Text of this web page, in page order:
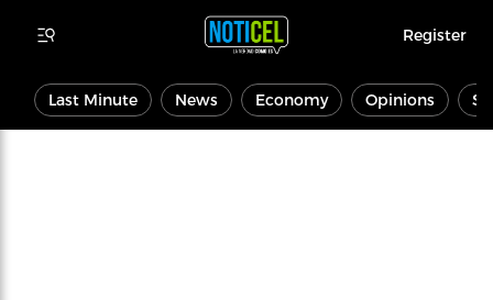
Register
Last Minute News Economy Opinions